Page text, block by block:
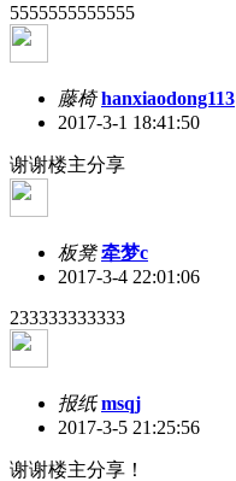
5555555555555
藤椅 hanxiaodong113
2017-3-1 18:41:50
谢谢楼主分享
板凳 牵梦c
2017-3-4 22:01:06
233333333333
报纸 msqj
2017-3-5 21:25:56
谢谢楼主分享！